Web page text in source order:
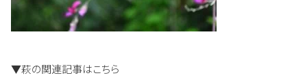
▼萩の関連記事はこちら